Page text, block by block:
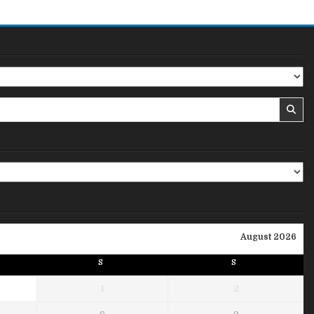
August 2026
S S
1 2